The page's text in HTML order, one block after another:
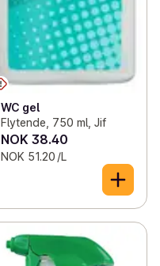
WC gel
Flytende, 750 ml, Jif
NOK 38.40
NOK 51.20 /L